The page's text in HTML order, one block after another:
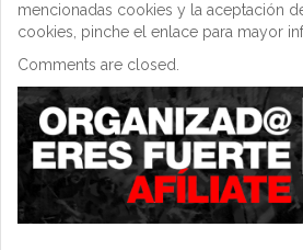
mencionadas cookies y la aceptación
cookies, pinche el enlace para mayor
Comments are closed.